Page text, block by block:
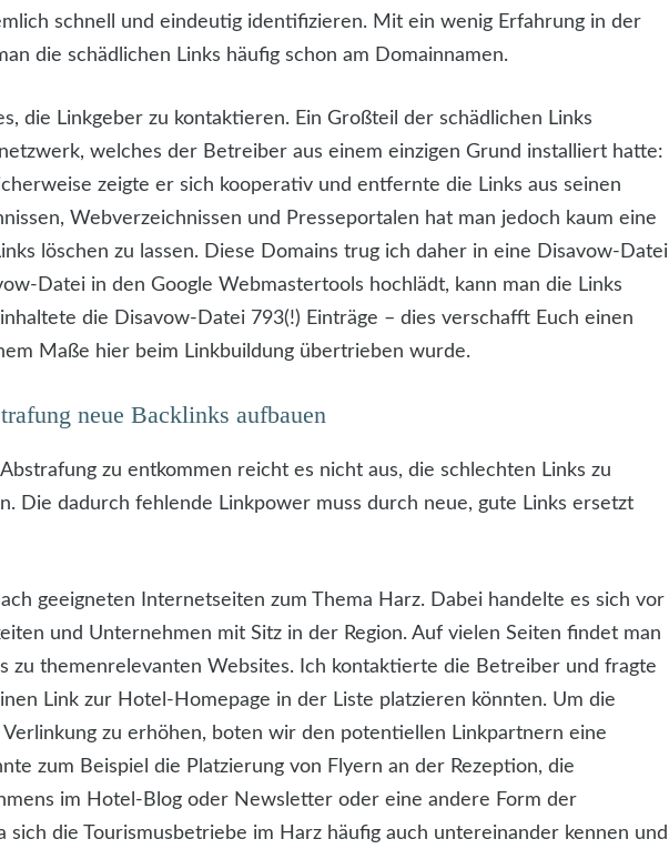
schnell und eindeutig identifizieren. Mit ein wenig Erfahrung in der
die schädlichen Links häufig schon am Domainnamen.
die Linkgeber zu kontaktieren. Ein Großteil der schädlichen Links
welches der Betreiber aus einem einzigen Grund installiert hatte:
zeigte er sich kooperativ und entfernte die Links aus seinen
Webverzeichnissen und Presseportalen hat man jedoch kaum eine
löschen zu lassen. Diese Domains trug ich daher in eine Disavow-Datei
Datei in den Google Webmastertools hochlädt, kann man die Links
die Disavow-Datei 793(!) Einträge – dies verschafft Euch einen
Maße hier beim Linkbuildung übertrieben wurde.
neue Backlinks aufbauen
zu entkommen reicht es nicht aus, die schlechten Links zu
Die dadurch fehlende Linkpower muss durch neue, gute Links ersetzt
geeigneten Internetseiten zum Thema Harz. Dabei handelte es sich vor
und Unternehmen mit Sitz in der Region. Auf vielen Seiten findet man
zu themenrelevanten Websites. Ich kontaktierte die Betreiber und fragte
Link zur Hotel-Homepage in der Liste platzieren könnten. Um die
zu erhöhen, boten wir den potentiellen Linkpartnern eine
zum Beispiel die Platzierung von Flyern an der Rezeption, die
im Hotel-Blog oder Newsletter oder eine andere Form der
sich die Tourismusbetriebe im Harz häufig auch untereinander kennen und